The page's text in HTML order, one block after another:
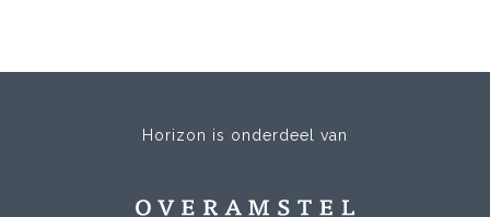
Horizon is onderdeel van